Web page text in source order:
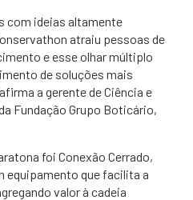
com ideias altamente
atraiu pessoas de
e esse olhar múltiplo
de soluções mais
a gerente de Ciência e
Fundação Grupo Boticário,
foi Conexão Cerrado,
equipamento que facilita a
valor à cadeia